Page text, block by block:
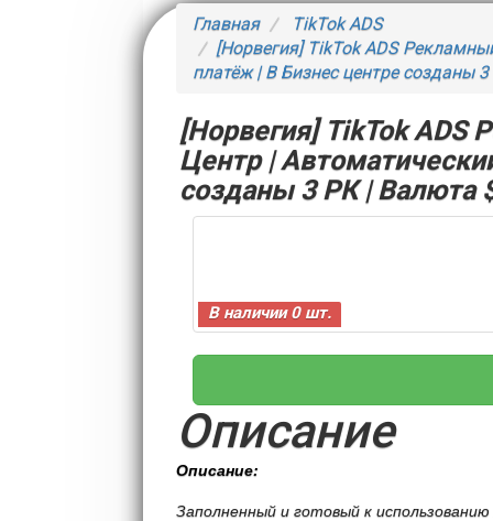
Главная
TikTok ADS
[Норвегия] TikTok ADS
платёж | В Бизнес центре созданы
[Норвегия] TikTok ADS
Центр |
созданы 3 РК | Валюта
В наличии 0 шт.
Описание
Описание:
Заполненный и готовый к